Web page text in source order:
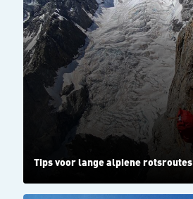
Tips voor lange alpiene rotsroutes